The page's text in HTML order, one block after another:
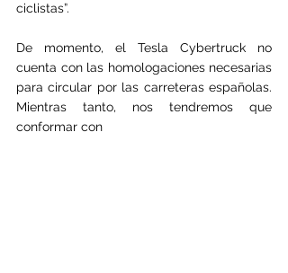
ciclistas”.
De momento, el Tesla Cybertruck no
cuenta con las homologaciones necesarias
para circular por las carreteras españolas.
Mientras tanto, nos tendremos que
conformar con